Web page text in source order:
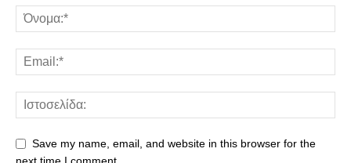
Save my name, email, and website in this browser for the